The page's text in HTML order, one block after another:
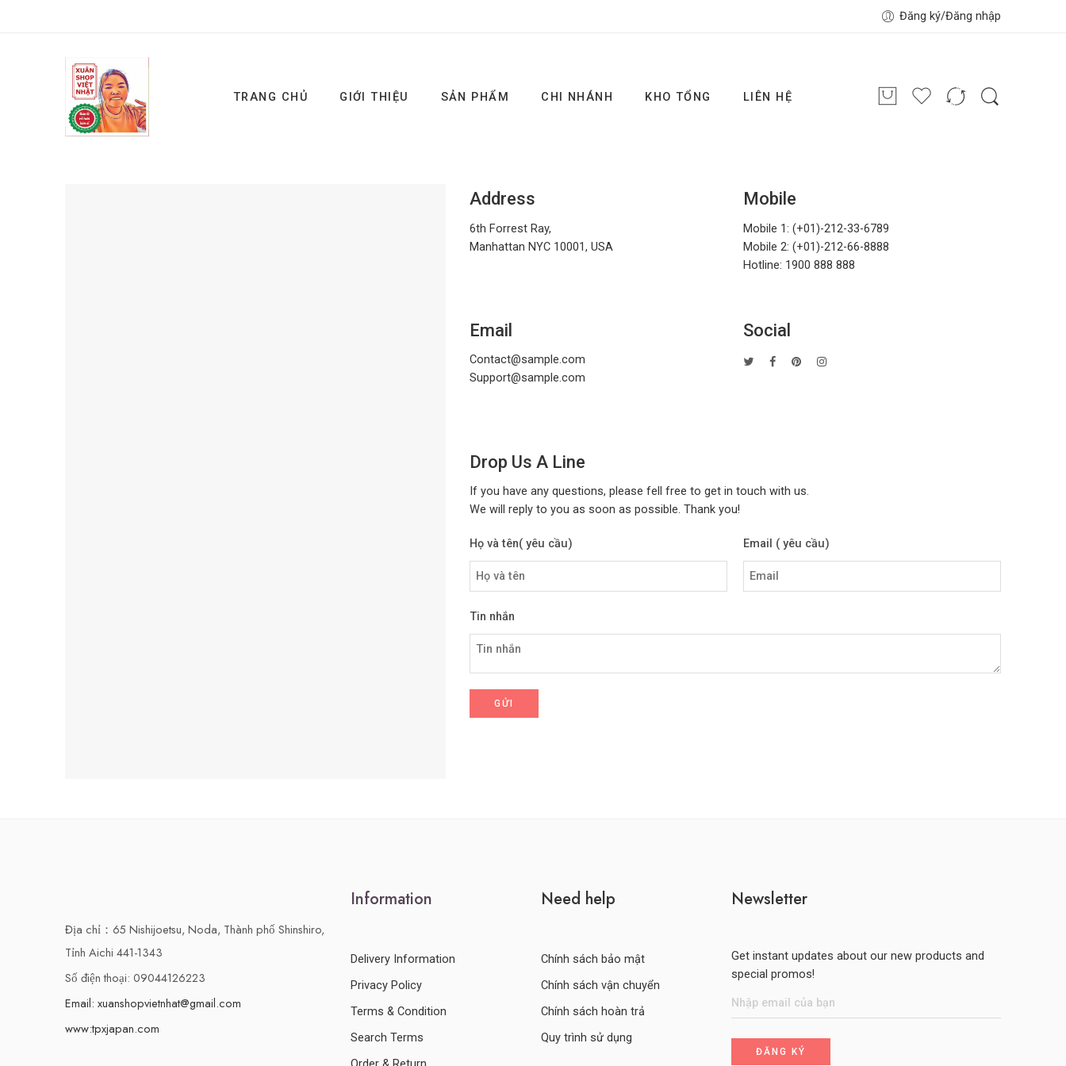
Đăng ký/Đăng nhập
TRANG CHỦ GIỚI THIỆU SẢN PHẨM CHI NHÁNH KHO TỔNG LIÊN HỆ
Address
6th Forrest Ray,
Manhattan NYC 10001, USA
Mobile
Mobile 1: (+01)-212-33-6789
Mobile 2: (+01)-212-66-8888
Hotline: 1900 888 888
Email
Contact@sample.com
Support@sample.com
Social
Drop Us A Line
If you have any questions, please fell free to get in touch with us.
We will reply to you as soon as possible. Thank you!
Họ và tên( yêu cầu) Email ( yêu cầu)
Tin nhắn
Địa chỉ：65 Nishijoetsu, Noda, Thành phố Shinshiro,
Tỉnh Aichi 441-1343
Số điện thoại: 09044126223
Email: xuanshopvietnhat@gmail.com
www:tpxjapan.com
Information
Delivery Information
Privacy Policy
Terms & Condition
Search Terms
Need help
Chính sách bảo mật
Chính sách vận chuyển
Chính sách hoàn trả
Quy trình sử dụng
Newsletter
Get instant updates about our new products and
special promos!